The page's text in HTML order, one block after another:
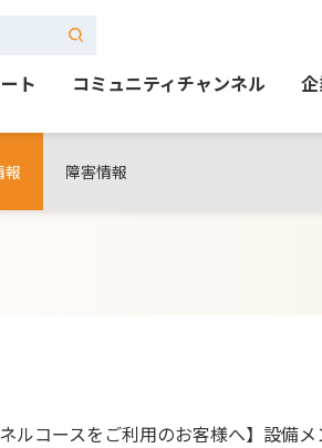
ト コミュニティチャンネル
報 障害情報
ネルコースをご利用のお客様へ】設備